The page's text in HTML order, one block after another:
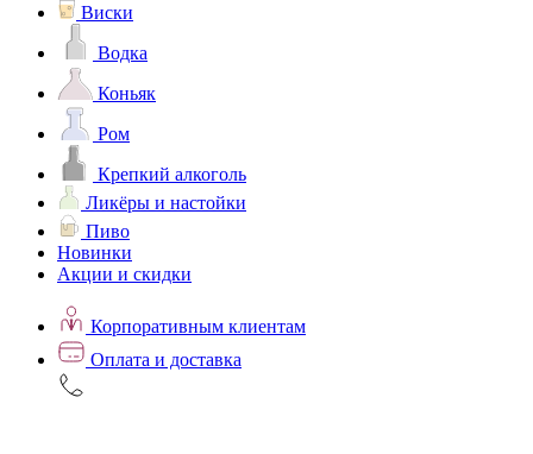
Виски
Водка
Коньяк
Ром
Крепкий алкоголь
Ликёры и настойки
Пиво
Новинки
Акции и скидки
Корпоративным клиентам
Оплата и доставка